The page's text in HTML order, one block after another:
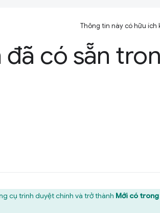
Thông tin này có hữu ích
có sẵn
cụ trình duyệt chính và trở thành Mới có